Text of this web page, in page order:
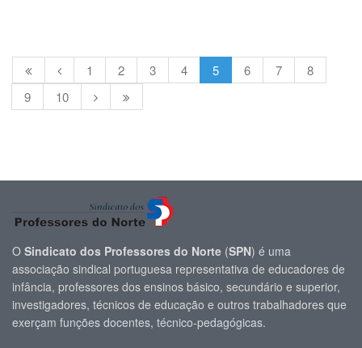
1 2 3 4 5 6 7
8
9
10
O Sindicato dos Professores do Norte (SPN) é uma
associação sindical portuguesa representativa de educadores de
infância, professores dos ensinos básico, secundário e superior,
investigadores, técnicos de educação e outros trabalhadores que
exerçam funções docentes, técnico-pedagógicas.